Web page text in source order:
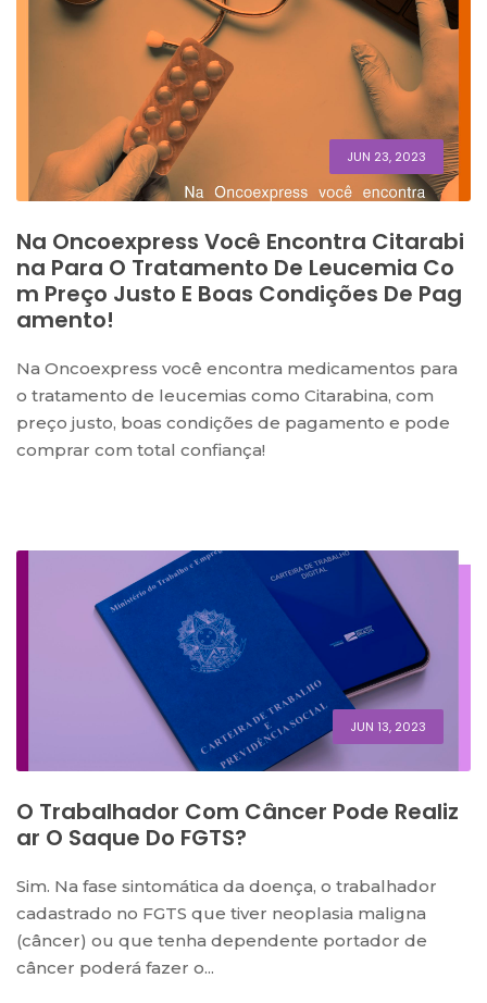
JUN 23, 2023
Na Oncoexpress Você Encontra Citarabi
Na Para O Tratamento De Leucemia Co
M Preço Justo E Boas Condições De Pag
Amento!
Na Oncoexpress você encontra medicamentos para
o tratamento de leucemias como Citarabina, com
preço justo, boas condições de pagamento e pode
comprar com total confiança!
JUN 13, 2023
O Trabalhador Com Câncer Pode Realiz
Ar O Saque Do FGTS?
Sim. Na fase sintomática da doença, o trabalhador
cadastrado no FGTS que tiver neoplasia maligna
(câncer) ou que tenha dependente portador de
câncer poderá fazer o...